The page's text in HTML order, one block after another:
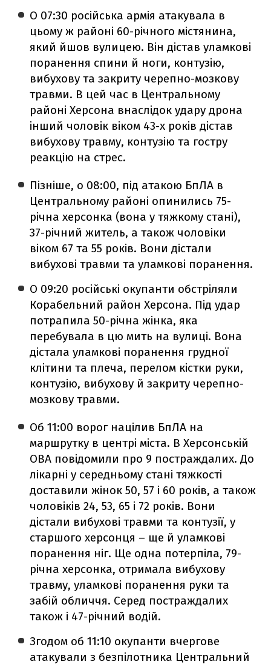
О 07:30 російська армія атакувала в
цьому ж районі 60-річного містянина,
який йшов вулицею. Він дістав уламкові
поранення спини й ноги, контузію,
вибухову та закриту черепно-мозкову
травми. В цей час в Центральному
районі Херсона внаслідок удару дрона
інший чоловік віком 43-х років дістав
вибухову травму, контузію та гостру
реакцію на стрес.
Пізніше, о 08:00, під атакою БпЛА в
Центральному районі опинились 75-
річна херсонка (вона у тяжкому стані),
37-річний житель, а також чоловіки
віком 67 та 55 років. Вони дістали
вибухові травми та уламкові поранення.
О 09:20 російські окупанти обстріляли
Корабельний район Херсона. Під удар
потрапила 50-річна жінка, яка
перебувала в цю мить на вулиці. Вона
дістала уламкові поранення грудної
клітини та плеча, перелом кістки руки,
контузію, вибухову й закриту черепно-
мозкову травми.
Об 11:00 ворог націлив БпЛА на
маршрутку в центрі міста. В Херсонській
ОВА повідомили про 9 постраждалих. До
лікарні у середньому стані тяжкості
доставили жінок 50, 57 і 60 років, а також
чоловіків 24, 53, 65 і 72 років. Вони
дістали вибухові травми та контузії, у
старшого херсонця – ще й уламкові
поранення ніг. Ще одна потерпіла, 79-
річна херсонка, отримала вибухову
травму, уламкові поранення руки та
забій обличчя. Серед постраждалих
також і 47-річний водій.
Згодом об 11:10 окупанти вчергове
атакували з безпілотника Центральний